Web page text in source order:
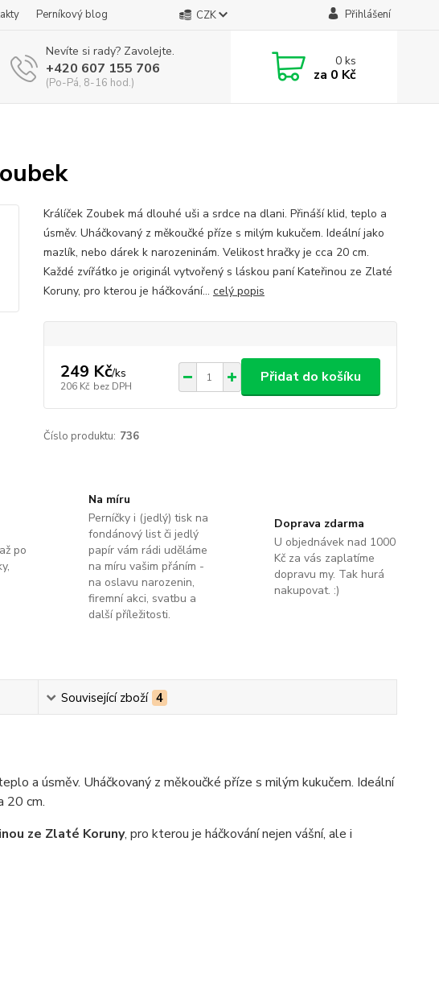
Perníkový blog CZK Přihlášení
Nevíte si rady? Zavolejte.
+420 607 155 706
(Po-Pá, 8-16 hod.)
0ks
za 0 Kč
Králíček Zoubek má dlouhé uši a srdce na dlani. Přináší klid, teplo a
úsměv. Uháčkovaný z měkoučké příze s milým kukučem. Ideální jako
mazlík, nebo dárek k narozeninám. Velikost hračky je cca 20 cm.
Každé zvířátko je originál vytvořený s láskou paní Kateřinou ze Zlaté
Koruny, pro kterou je háčkování... celý popis
249 Kč/ks
206 Kč bez DPH
Přidat do košíku
Číslo produktu: 736
po
Na míru
Perníčky i (jedlý) tisk na
fondánový list či jedlý
papír vám rádi uděláme
na míru vašim přáním -
na oslavu narozenin,
firemní akci, svatbu a
další příležitosti.
Doprava zdarma
U objednávek nad 1000
Kč za vás zaplatíme
dopravu my. Tak hurá
nakupovat. :)
Související zboží 4
a úsměv. Uháčkovaný z měkoučké příze s milým kukučem. Ideální
20 cm.
ze Zlaté Koruny, pro kterou je háčkování nejen vášní, ale i